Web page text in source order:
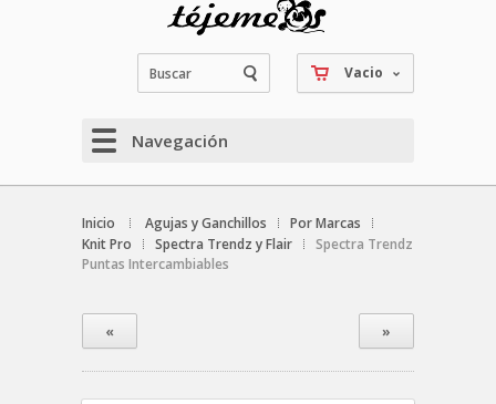
Vacio
Navegación
Inicio Agujas y Ganchillos
Por Marcas
Knit Pro
Spectra Trendz y Flair
Spectra Trendz
Puntas Intercambiables
« »